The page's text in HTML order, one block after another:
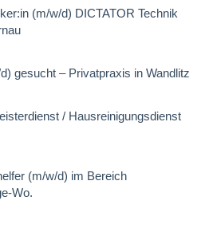
(m/w/d) DICTATOR Technik
gesucht – Privatpraxis in Wandlitz
/ Hausreinigungsdienst
(m/w/d) im Bereich
Wo.